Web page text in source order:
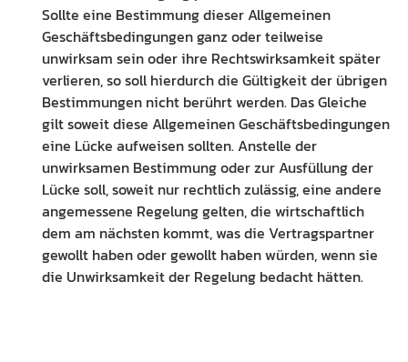
Sollte eine Bestimmung dieser Allgemeinen
Geschäftsbedingungen ganz oder teilweise
unwirksam sein oder ihre Rechtswirksamkeit später
verlieren, so soll hierdurch die Gültigkeit der übrigen
Bestimmungen nicht berührt werden. Das Gleiche
gilt soweit diese Allgemeinen Geschäftsbedingungen
eine Lücke aufweisen sollten. Anstelle der
unwirksamen Bestimmung oder zur Ausfüllung der
Lücke soll, soweit nur rechtlich zulässig, eine andere
angemessene Regelung gelten, die wirtschaftlich
dem am nächsten kommt, was die Vertragspartner
gewollt haben oder gewollt haben würden, wenn sie
die Unwirksamkeit der Regelung bedacht hätten.